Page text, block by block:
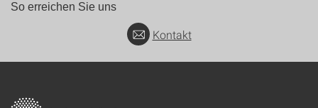
So erreichen Sie uns
Kontakt